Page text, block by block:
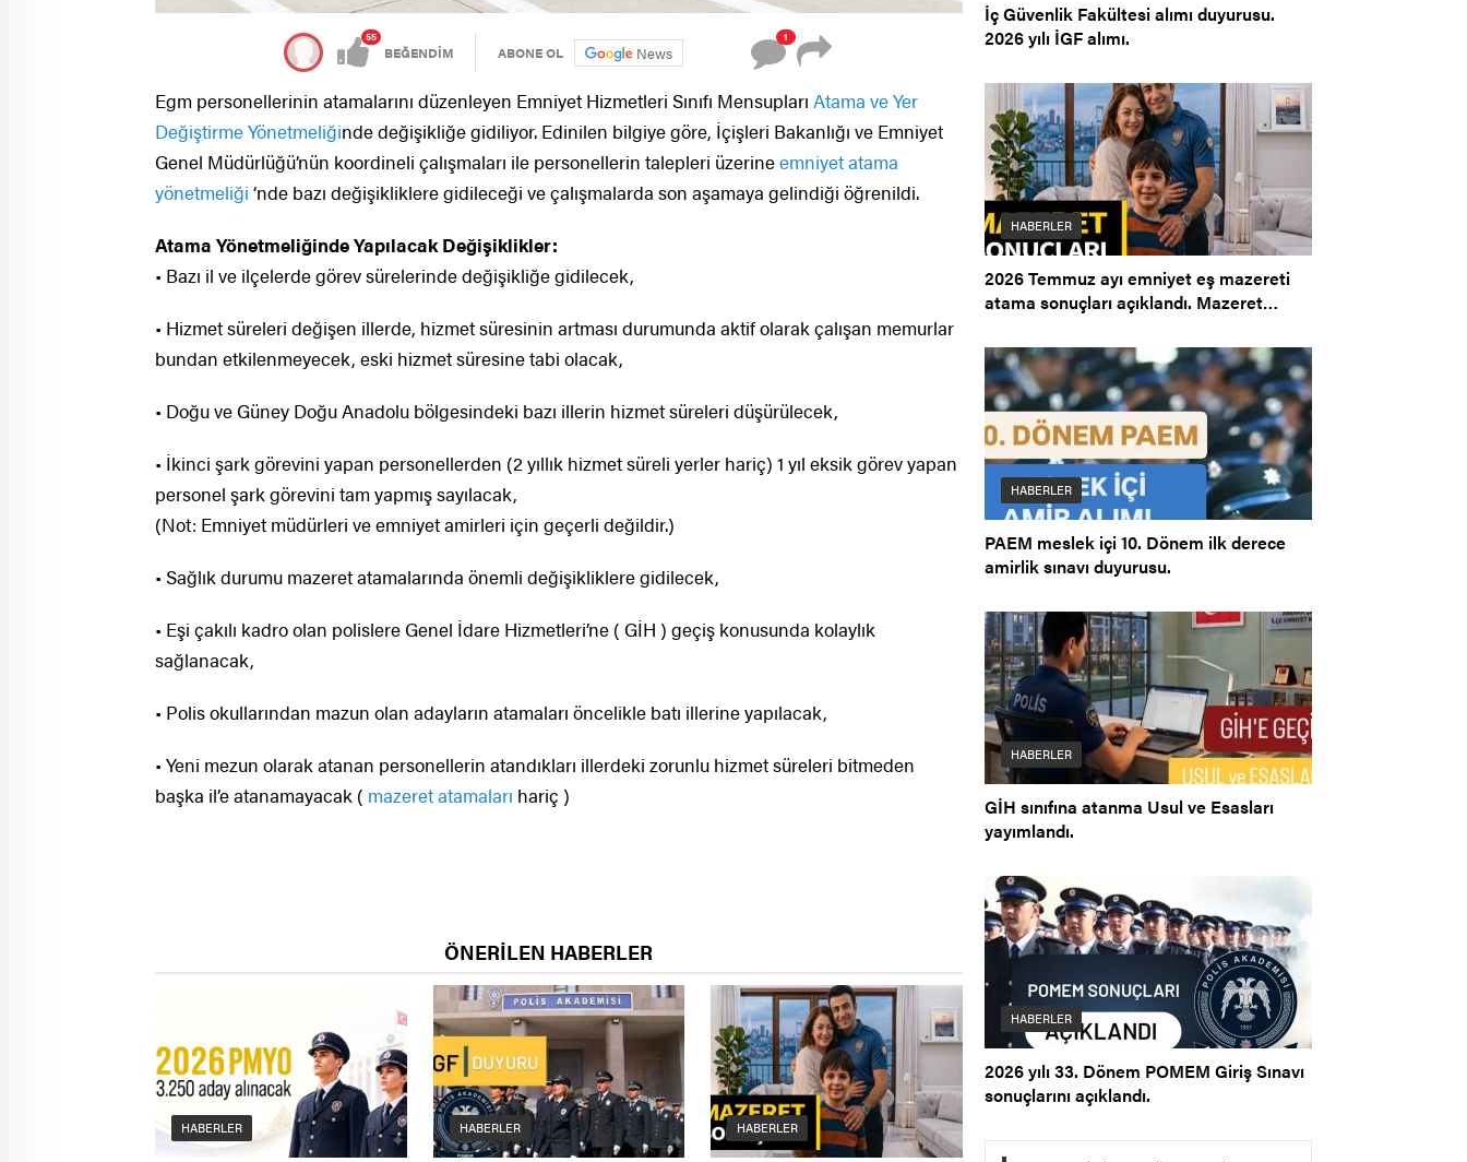
55
BEĞENDİM ABONE OL News
1
Egm personellerinin atamalarını düzenleyen Emniyet Hizmetleri Sınıfı Mensupları Atama ve Yer
Değiştirme Yönetmeliğinde değişikliğe gidiliyor. Edinilen bilgiye göre, İçişleri Bakanlığı ve Emniyet
Genel Müdürlüğü’nün koordineli çalışmaları ile personellerin talepleri üzerineemniyet atama
yönetmeliği ‘nde bazı değişikliklere gidileceği ve çalışmalarda son aşamaya gelindiği öğrenildi.
Atama Yönetmeliğinde Yapılacak Değişiklikler:
• Bazı il ve ilçelerde görev sürelerinde değişikliğe gidilecek,
• Hizmet süreleri değişen illerde, hizmet süresinin artması durumunda aktif olarak çalışan memurlar
bundan etkilenmeyecek, eski hizmet süresine tabi olacak,
• Doğu ve Güney Doğu Anadolu bölgesindeki bazı illerin hizmet süreleri düşürülecek,
• İkinci şark görevini yapan personellerden (2 yıllık hizmet süreli yerler hariç) 1 yıl eksik görev yapan
personel şark görevini tam yapmış sayılacak,
(Not: Emniyet müdürleri ve emniyet amirleri için geçerli değildir.)
• Sağlık durumu mazeret atamalarında önemli değişikliklere gidilecek,
• Eşi çakılı kadro olan polislere Genel İdare Hizmetleri’ne ( GİH ) geçiş konusunda kolaylık
sağlanacak,
• Polis okullarından mazun olan adayların atamaları öncelikle batı illerine yapılacak,
• Yeni mezun olarak atanan personellerin atandıkları illerdeki zorunlu hizmet süreleri bitmeden
başka il’e atanamayacak ( mazeret atamaları hariç )
ÖNERİLEN HABERLER
HABERLER HABERLER HABERLER
İç Güvenlik Fakültesi alımı duyurusu.
2026 yılı İGF alımı.
HABERLER
2026 Temmuz ayı emniyet eş mazereti
atama sonuçları açıklandı. Mazeret
HABERLER
PAEM meslek içi 10. Dönem ilk derece
amirlik sınavı duyurusu.
HABERLER
GİH sınıfına atanma Usul ve Esasları
yayımlandı.
HABERLER
2026 yılı 33. Dönem POMEM Giriş Sınavı
sonuçlarını açıklandı.